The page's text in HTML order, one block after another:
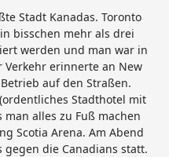
Stadt Kanadas. Toronto
bisschen mehr als drei
werden und man war in
erinnerte an New
auf den Straßen.
Stadthotel mit
alles zu Fuß machen
Scotia Arena. Am Abend
gegen die Canadians statt.